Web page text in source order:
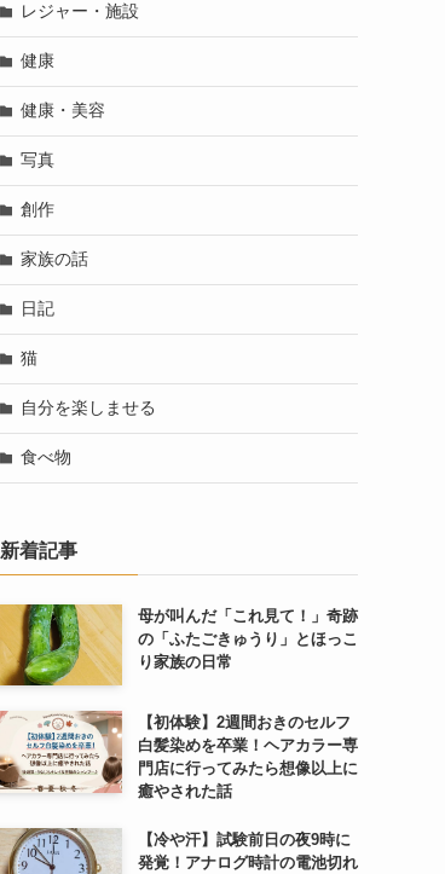
レジャー・施設
健康
健康・美容
写真
創作
家族の話
日記
猫
自分を楽しませる
食べ物
新着記事
母が叫んだ「これ見て！」奇跡
の「ふたごきゅうり」とほっこ
り家族の日常
【初体験】2週間おきのセルフ
白髪染めを卒業！ヘアカラー専
門店に行ってみたら想像以上に
癒やされた話
【冷や汗】試験前日の夜9時に
発覚！アナログ時計の電池切れ